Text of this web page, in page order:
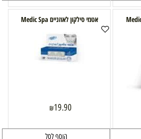
אטמי סילקון לאוזניים Medic Spa
₪19.90
הוסף לסל